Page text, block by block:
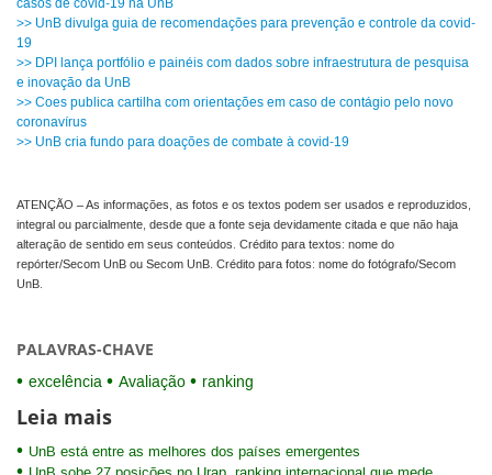
casos de covid-19 na UnB
>> UnB divulga guia de recomendações para prevenção e controle da covid-
19
>> DPI lança portfólio e painéis com dados sobre infraestrutura de pesquisa
e inovação da UnB
>> Coes publica cartilha com orientações em caso de contágio pelo novo
coronavírus
>> UnB cria fundo para doações de combate à covid-19
ATENÇÃO – As informações, as fotos e os textos podem ser usados e reproduzidos,
integral ou parcialmente, desde que a fonte seja devidamente citada e que não haja
alteração de sentido em seus conteúdos. Crédito para textos: nome do
repórter/Secom UnB ou Secom UnB. Crédito para fotos: nome do fotógrafo/Secom
UnB.
PALAVRAS-CHAVE
excelência Avaliação ranking
Leia mais
UnB está entre as melhores dos países emergentes